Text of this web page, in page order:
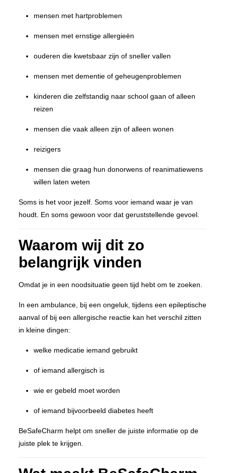
mensen met hartproblemen
mensen met ernstige allergieën
ouderen die kwetsbaar zijn of sneller vallen
mensen met dementie of geheugenproblemen
kinderen die zelfstandig naar school gaan of alleen
reizen
mensen die vaak alleen zijn of alleen wonen
reizigers
mensen die graag hun donorwens of reanimatiewens
willen laten weten
Soms is het voor jezelf. Soms voor iemand waar je van
houdt. En soms gewoon voor dat geruststellende gevoel.
Waarom wij dit zo
belangrijk vinden
Omdat je in een noodsituatie geen tijd hebt om te zoeken.
In een ambulance, bij een ongeluk, tijdens een epileptische
aanval of bij een allergische reactie kan het verschil zitten
in kleine dingen:
welke medicatie iemand gebruikt
of iemand allergisch is
wie er gebeld moet worden
of iemand bijvoorbeeld diabetes heeft
BeSafeCharm helpt om sneller de juiste informatie op de
juiste plek te krijgen.